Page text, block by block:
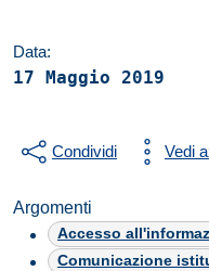
Data:
17 Maggio 2019
Condividi Vedi
Argomenti
Accesso
Comunicazione